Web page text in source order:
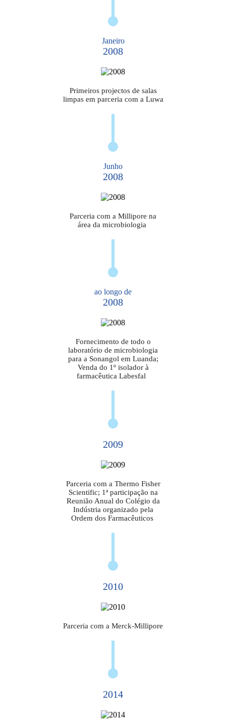
Janeiro
2008
Primeiros projectos de salas
limpas em parceria com a Luwa
Junho
2008
Parceria com a Millipore na
área da microbiologia
ao longo de
2008
Fornecimento de todo o
laboratório de microbiologia
para a Sonangol em Luanda;
Venda do 1º isolador à
farmacêutica Labesfal
2009
Parceria com a Thermo Fisher
Scientific; 1ª participação na
Reunião Anual do Colégio da
Indústria organizado pela
Ordem dos Farmacêuticos
2010
Parceria com a Merck-Millipore
2014